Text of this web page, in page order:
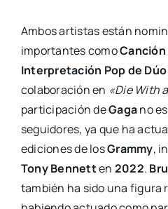
Ambos artistas están
importantes como
Interpretación Pop de
colaboración en «Die With
participación deGagano
seguidores, ya que ha
ediciones de losGrammy,
Tony Bennetten 2022.
también ha sido una figura